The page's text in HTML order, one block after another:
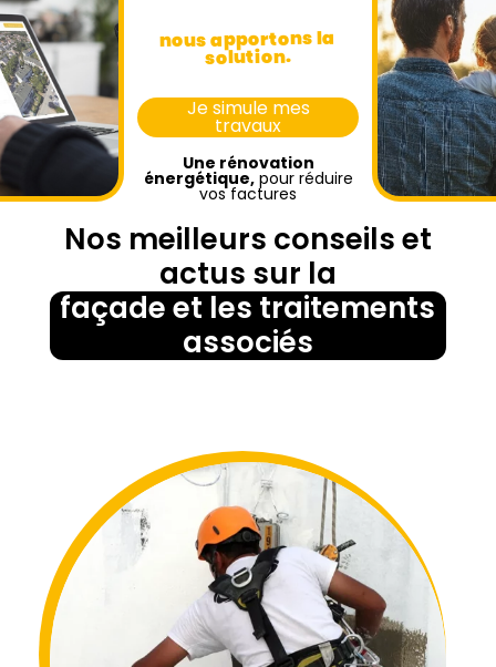
nous apportons la
solution.
Je simule mes
travaux
Une rénovation
énergétique,pour réduire
vos factures
Nos meilleurs conseils et
actus sur la
façade et les traitements
associés